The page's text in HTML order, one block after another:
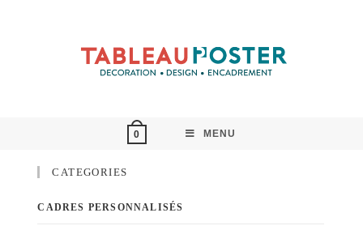
0 MENU
CATEGORIES
CADRES PERSONNALISÉS